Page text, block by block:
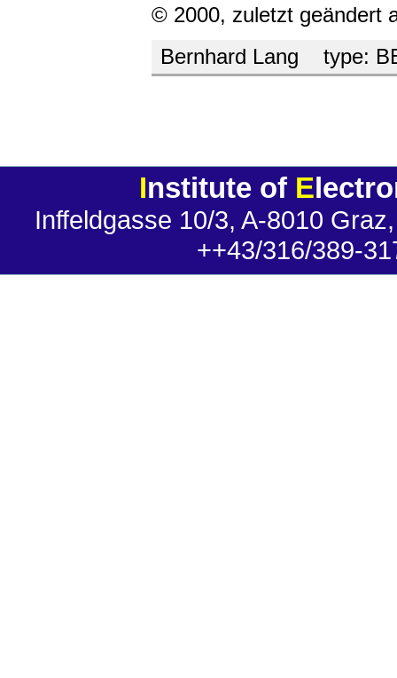
© 2000, zuletzt geändert
Bernhard Lang type:
Institute of E
Inffeldgasse 10/3, A-8010
++43/316/389-